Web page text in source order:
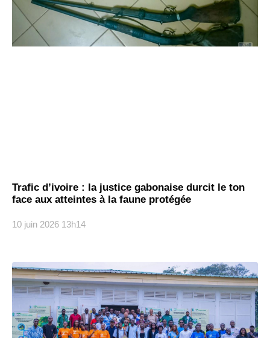
Trafic d’ivoire : la justice gabonaise durcit le ton
face aux atteintes à la faune protégée
10 juin 2026 13h14